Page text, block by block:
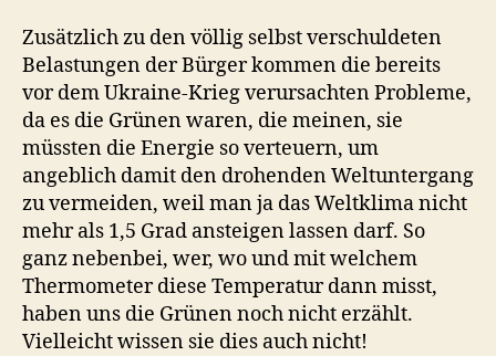
Zusätzlich zu den völlig selbst verschuldeten
Belastungen der Bürger kommen die bereits
vor dem Ukraine-Krieg verursachten Probleme,
da es die Grünen waren, die meinen, sie
müssten die Energie so verteuern, um
angeblich damit den drohenden Weltuntergang
zu vermeiden, weil man ja das Weltklima nicht
mehr als 1,5 Grad ansteigen lassen darf. So
ganz nebenbei, wer, wo und mit welchem
Thermometer diese Temperatur dann misst,
haben uns die Grünen noch nicht erzählt.
Vielleicht wissen sie dies auch nicht!